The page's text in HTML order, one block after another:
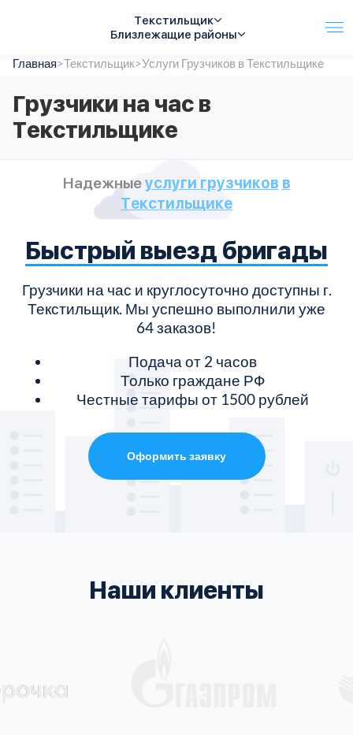
Текстильщик
Близлежащие районы
Услуги
Автопарк
Тарифы
Акции
Контакты
Спецтехника
FAQ
Главная>Текстильщик>Услуги Грузчиков в Текстильщике
Грузчики на час в
Текстильщике
Надежныеуслуги грузчиков в
Текстильщике
Быстрый выезд бригады
Грузчики на час и круглосуточно доступны г.
Текстильщик. Мы успешно выполнили уже
64 заказов!
Подача от 2 часов
Только граждане РФ
Честные тарифы от 1500 рублей
Оформить заявку
Наши клиенты